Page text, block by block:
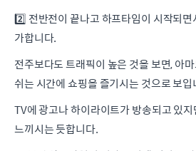
2️⃣ 전반전이 끝나고 하프타임이 시작되
가합니다.
전주보다도 트래픽이 높은 것을 보면, 아
쉬는 시간에 쇼핑을 즐기시는 것으로 보입
TV에 광고나 하이라이트가 방송되고 있
느끼시는 듯합니다.